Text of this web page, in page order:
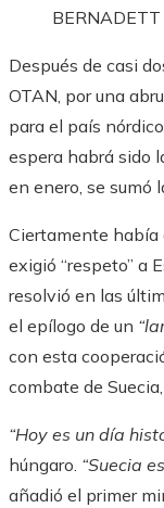
Después de casi
OTAN, por una
para el país
espera habrá sido
en enero, se sumó
Ciertamente había
exigió “respeto” a
resolvió en las
el epílogo de un
con esta
combate de
“Hoy es un día
húngaro. “Suecia
añadió el primer